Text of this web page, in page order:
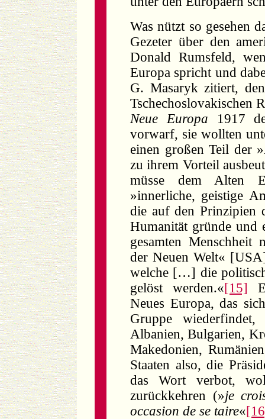
Was nützt so gesehen
Gezeter über den
Donald Rumsfeld,
Europa spricht und
G. Masaryk zitiert,
Tschechoslovakischen
Neue Europa 1917
vorwarf, sie wollten
einen großen Teil der
zu ihrem Vorteil
müsse dem Alten
»innerliche, geistige
die auf den Prinzipien
Humanität gründe und
gesamten Menschheit
der Neuen Welt«
welche […] die
gelöst werden.«[15]
Neues Europa, das
Gruppe wiederfindet,
Albanien, Bulgarien,
Makedonien,
Staaten also, die
das Wort verbot,
zurückkehren (»je
occasion de se taire«